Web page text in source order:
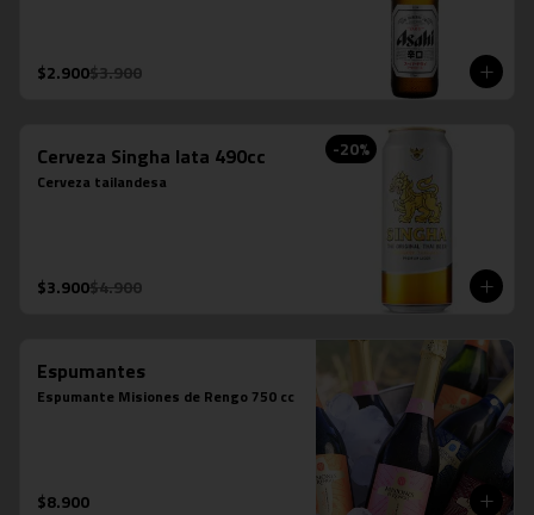
$2.900$3.900
-20%
Cerveza Singha lata 490cc
Cerveza tailandesa
$3.900$4.900
Espumantes
Espumante Misiones de Rengo 750 cc
$8.900